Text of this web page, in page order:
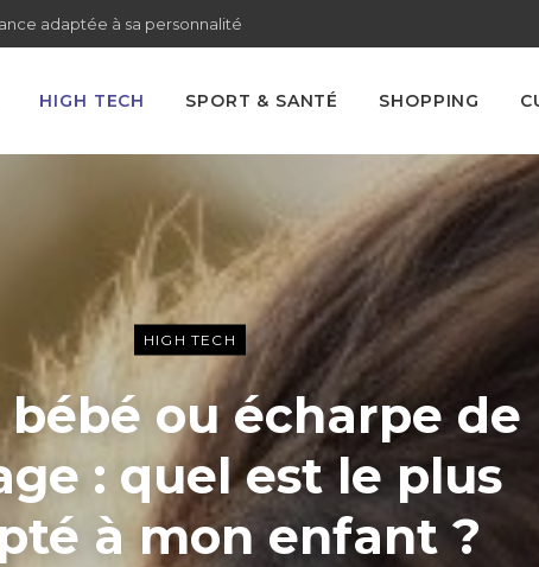
adaptée à sa personnalité
HIGH TECH SPORT & SANTÉ SHOPPING
HIGH TECH
ou écharpe de
: quel est le plus
à mon enfant ?